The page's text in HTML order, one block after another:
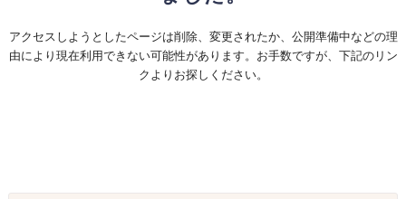
アクセスしようとしたページは削除、変更されたか、公開準備中などの理
由により現在利用できない可能性があります。お手数ですが、下記のリン
クよりお探しください。